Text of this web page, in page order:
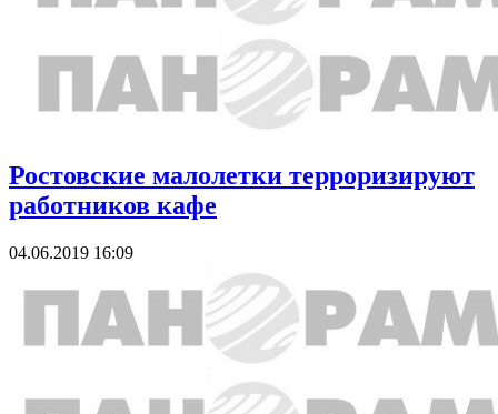
Ростовские малолетки терроризируют
работников кафе
04.06.2019 16:09